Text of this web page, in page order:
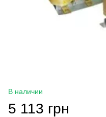
В наличии
5 113 грн